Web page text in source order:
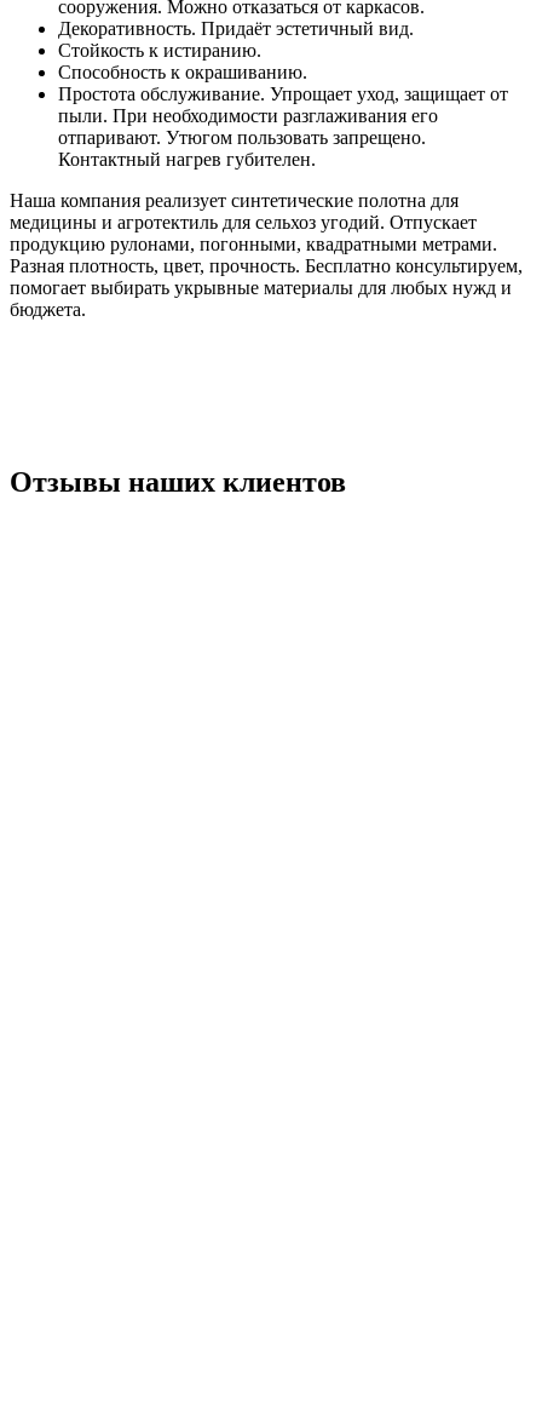
сооружения. Можно отказаться от каркасов.
Декоративность. Придаёт эстетичный вид.
Стойкость к истиранию.
Способность к окрашиванию.
Простота обслуживание. Упрощает уход, защищает от
пыли. При необходимости разглаживания его
отпаривают. Утюгом пользовать запрещено.
Контактный нагрев губителен.
Наша компания реализует синтетические полотна для
медицины и агротектиль для сельхоз угодий. Отпускает
продукцию рулонами, погонными, квадратными метрами.
Разная плотность, цвет, прочность. Бесплатно консультируем,
помогает выбирать укрывные материалы для любых нужд и
бюджета.
Отзывы наших клиентов